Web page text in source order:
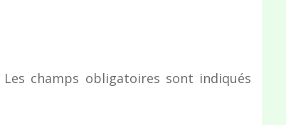
Les champs obligatoires sont indiqués